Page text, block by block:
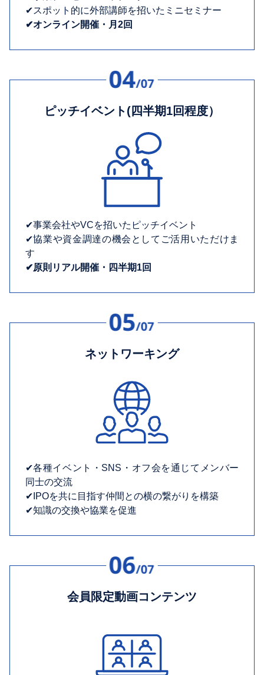
✔︎スポット的に外部講師を招いたミニセミナー
✔︎オンライン開催・月2回
ピッチイベント(四半期1回程度）
✔︎事業会社やVCを招いたピッチイベント
✔︎協業や資金調達の機会としてご活用いただけま
す
✔︎原則リアル開催・四半期1回
ネットワーキング
✔︎各種イベント・SNS・オフ会を通じてメンバー
同士の交流
✔︎IPOを共に目指す仲間との横の繋がりを構築
✔︎知識の交換や協業を促進
会員限定動画コンテンツ